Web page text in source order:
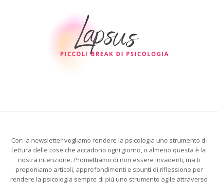
Con la newsletter vogliamo rendere la psicologia uno strumento di
lettura delle cose che accadono ogni giorno, o almeno questa è la
nostra intenzione. Promettiamo di non essere invadenti, ma ti
proponiamo articoli, approfondimenti e spunti di riflessione per
rendere la psicologia sempre di più uno strumento agile attraverso